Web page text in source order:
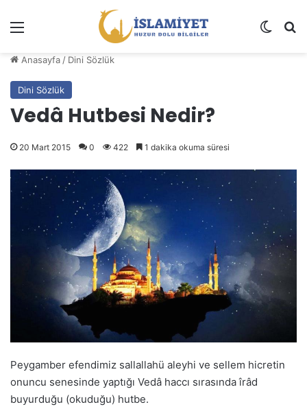
Dış
Anasayfa / Dini Sözlük
Dini Sözlük
Vedâ Hutbesi Nedir?
20 Mart 2015 0 422 1 dakika okuma süresi
Peygamber efendimiz sallallahü aleyhi ve sellem hicretin
onuncu senesinde yaptığı Vedâ haccı sırasında îrâd
buyurduğu (okuduğu) hutbe.